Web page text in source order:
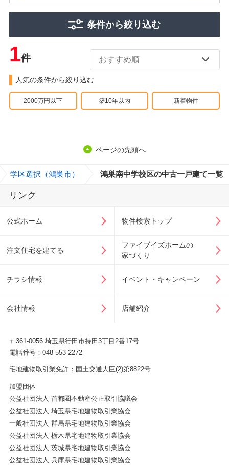
条件から絞り込む
1件
人気の条件から絞り込む
2000万円以下 築10年以内 新着物件
ページの先頭へ
学区選択（鴻巣市） 鴻巣南中学校区の中古一戸建て一覧
リンク
公式ホーム 物件検索トップ
注文住宅を建てる
ファイブイズホームの
家づくり
チラシ情報 イベント・キャンペーン
会社情報 店舗紹介
〒361-0056 埼玉県行田市持田3丁目2番17号
電話番号：048-553-2272
宅地建物取引業免許：国土交通大臣(2)第8822号
加盟団体
公益社団法人 首都圏不動産公正取引協議会
公益社団法人 埼玉県宅地建物取引業協会
一般社団法人 群馬県宅地建物取引業協会
公益社団法人 栃木県宅地建物取引業協会
公益社団法人 茨城県宅地建物取引業協会
公益社団法人 兵庫県宅地建物取引業協会